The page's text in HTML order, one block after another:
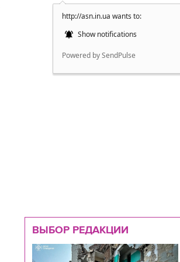
http://asn.in.ua wants to:
Show notifications
Powered by SendPulse
ВЫБОР РЕДАКЦИИ